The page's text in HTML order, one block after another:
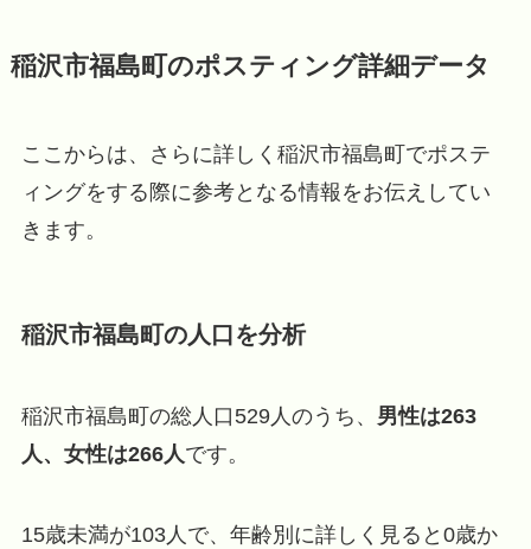
稲沢市福島町のポスティング詳細データ
ここからは、さらに詳しく稲沢市福島町でポステ
ィングをする際に参考となる情報をお伝えしてい
きます。
稲沢市福島町の人口を分析
稲沢市福島町の総人口529人のうち、 男性は263
人、女性は266人です。
15歳未満が103人で、年齢別に詳しく見ると0歳か